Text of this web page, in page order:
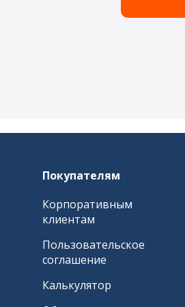
Покупателям
Корпоративным
клиентам
Пользовательское
соглашение
Калькулятор